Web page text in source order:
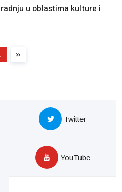
u oblastima kulture i
Twitter
YouTube